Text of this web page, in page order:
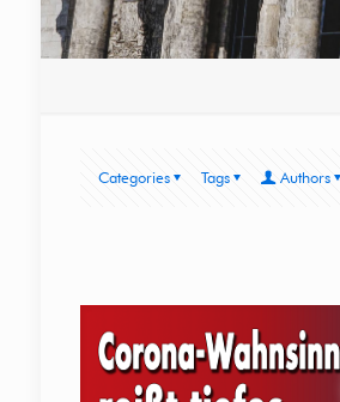
Categories Tags Authors